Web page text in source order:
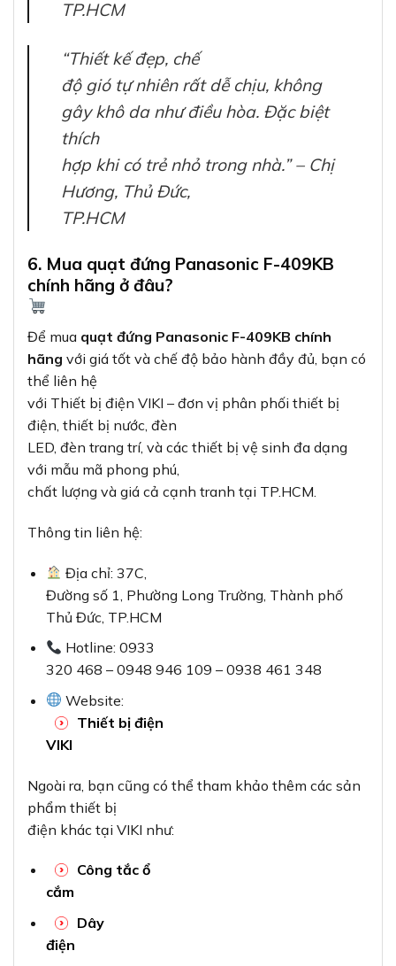
TP.HCM
“Thiết kế đẹp, chế
độ gió tự nhiên rất dễ chịu, không
gây khô da như điều hòa. Đặc biệt
thích
hợp khi có trẻ nhỏ trong nhà.” – Chị
Hương, Thủ Đức,
TP.HCM
6. Mua quạt đứng Panasonic F-409KB
chính hãng ở đâu?
Để mua quạt đứng Panasonic F-409KB chính
hãng với giá tốt và chế độ bảo hành đầy đủ, bạn có
thể liên hệ
với Thiết bị điện VIKI – đơn vị phân phối thiết bị
điện, thiết bị nước, đèn
LED, đèn trang trí, và các thiết bị vệ sinh đa dạng
với mẫu mã phong phú,
chất lượng và giá cả cạnh tranh tại TP.HCM.
Thông tin liên hệ:
Địa chỉ: 37C,
Đường số 1, Phường Long Trường, Thành phố
Thủ Đức, TP.HCM
Hotline: 0933
320 468 – 0948 946 109 – 0938 461 348
Website:
Thiết bị điện
VIKI
Ngoài ra, bạn cũng có thể tham khảo thêm các sản
phẩm thiết bị
điện khác tại VIKI như:
Công tắc ổ
cắm
Dây
điện